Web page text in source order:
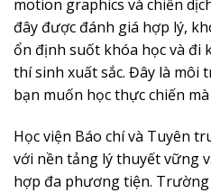
motion graphics và chiến
đây được đánh giá hợp lý,
ổn định suốt khóa học và đi
thí sinh xuất sắc. Đây là
bạn muốn học thực chiến
Học viện Báo chí và Tuyên
với nền tảng lý thuyết vững
hợp đa phương tiện.